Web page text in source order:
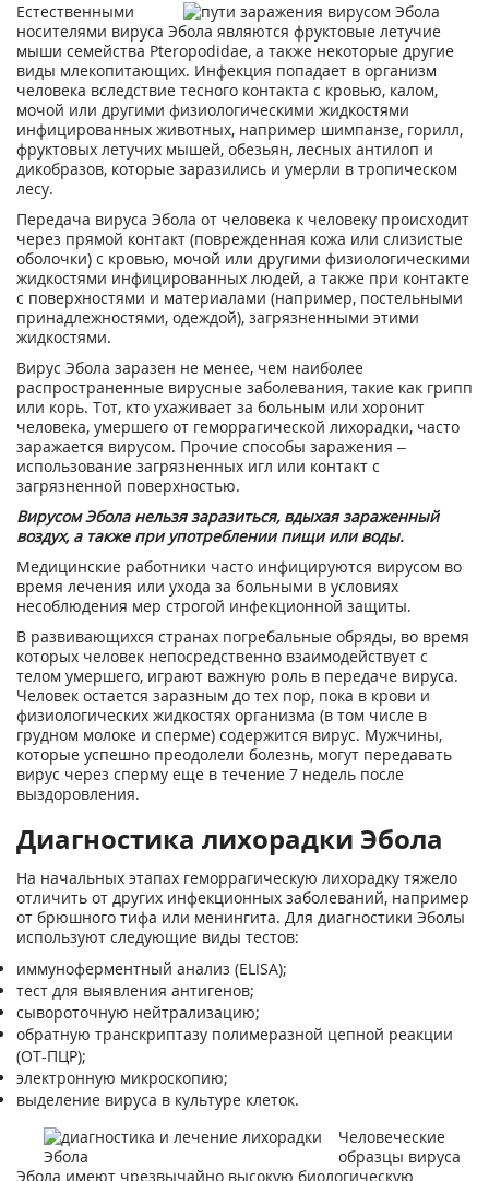
Естественными
носителями вируса Эбола являются фруктовые летучие
мыши семейства Pteropodidae, а также некоторые другие
виды млекопитающих. Инфекция попадает в организм
человека вследствие тесного контакта с кровью, калом,
мочой или другими физиологическими жидкостями
инфицированных животных, например шимпанзе, горилл,
фруктовых летучих мышей, обезьян, лесных антилоп и
дикобразов, которые заразились и умерли в тропическом
лесу.
Передача вируса Эбола от человека к человеку происходит
через прямой контакт (поврежденная кожа или слизистые
оболочки) с кровью, мочой или другими физиологическими
жидкостями инфицированных людей, а также при контакте
с поверхностями и материалами (например, постельными
принадлежностями, одеждой), загрязненными этими
жидкостями.
Вирус Эбола заразен не менее, чем наиболее
распространенные вирусные заболевания, такие как грипп
или корь. Тот, кто ухаживает за больным или хоронит
человека, умершего от геморрагической лихорадки, часто
заражается вирусом. Прочие способы заражения –
использование загрязненных игл или контакт с
загрязненной поверхностью.
Вирусом Эбола нельзя заразиться, вдыхая зараженный
воздух, а также при употреблении пищи или воды.
Медицинские работники часто инфицируются вирусом во
время лечения или ухода за больными в условиях
несоблюдения мер строгой инфекционной защиты.
В развивающихся странах погребальные обряды, во время
которых человек непосредственно взаимодействует с
телом умершего, играют важную роль в передаче вируса.
Человек остается заразным до тех пор, пока в крови и
физиологических жидкостях организма (в том числе в
грудном молоке и сперме) содержится вирус. Мужчины,
которые успешно преодолели болезнь, могут передавать
вирус через сперму еще в течение 7 недель после
выздоровления.
Диагностика лихорадки Эбола
На начальных этапах геморрагическую лихорадку тяжело
отличить от других инфекционных заболеваний, например
от брюшного тифа или менингита. Для диагностики Эболы
используют следующие виды тестов:
иммуноферментный анализ (ELISA);
тест для выявления антигенов;
сывороточную нейтрализацию;
обратную транскриптазу полимеразной цепной реакции
(ОТ-ПЦР);
электронную микроскопию;
выделение вируса в культуре клеток.
Человеческие
образцы вируса
Эбола имеют чрезвычайно высокую биологическую